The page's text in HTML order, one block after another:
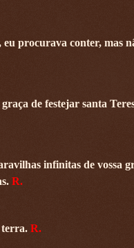
eu procurava conter, mas
de festejar santa
infinitas de vossa
R.
terra. R.